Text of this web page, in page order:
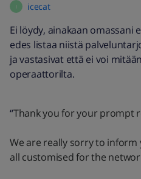
I icecat
Ei löydy, ainakaan omassani
edes listaa niistä
ja vastasivat että ei voi
operaattorilta.
“Thank you for your prompt
We are really sorry to inform
all customised for the